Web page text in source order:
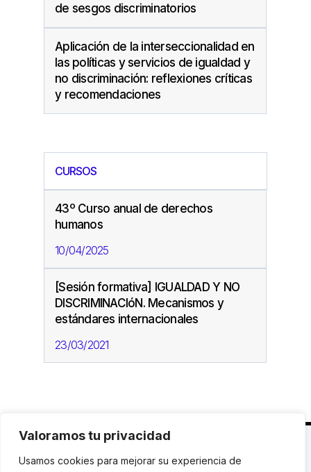
Valoramos tu privacidad
Usamos cookies para mejorar su experiencia de
de sesgos discriminatorios
Aplicación de la interseccionalidad en
las políticas y servicios de igualdad y
no discriminación: reflexiones críticas
y recomendaciones
CURSOS
43º Curso anual de derechos
humanos
10/04/2025
[Sesión formativa] IGUALDAD Y NO
DISCRIMINACIóN. Mecanismos y
estándares internacionales
23/03/2021
C. Avinyó 44, 2n | 08002 Barcelona |
T.: +34 93